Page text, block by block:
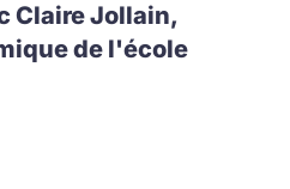
Claire Jollain,
de l'école